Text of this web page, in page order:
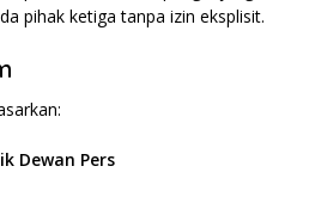
pihak ketiga tanpa izin eksplisit.
Dewan Pers